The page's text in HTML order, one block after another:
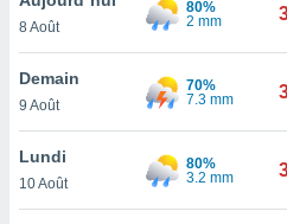
et
»,
au
vous
qu'ils
ou
8 Août
80%
2 mm
Demain
9 Août
70%
7.3 mm
Lundi
10 Août
80%
3.2 mm